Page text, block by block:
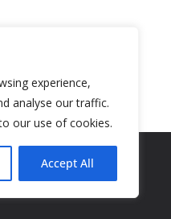
experience,
analyse our traffic.
our use of cookies.
Accept All